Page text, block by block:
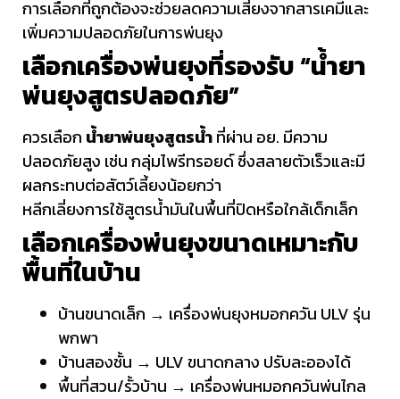
การเลือกที่ถูกต้องจะช่วยลดความเสี่ยงจากสารเคมีและ
เพิ่มความปลอดภัยในการพ่นยุง
เลือกเครื่องพ่นยุงที่รองรับ “น้ำยา
พ่นยุงสูตรปลอดภัย”
ควรเลือก น้ำยาพ่นยุงสูตรน้ำที่ผ่าน อย. มีความ
ปลอดภัยสูง เช่น กลุ่มไพรีทรอยด์ ซึ่งสลายตัวเร็วและมี
ผลกระทบต่อสัตว์เลี้ยงน้อยกว่า
หลีกเลี่ยงการใช้สูตรน้ำมันในพื้นที่ปิดหรือใกล้เด็กเล็ก
เลือกเครื่องพ่นยุงขนาดเหมาะกับ
พื้นที่ในบ้าน
บ้านขนาดเล็ก → เครื่องพ่นยุงหมอกควัน ULV รุ่น
พกพา
บ้านสองชั้น → ULV ขนาดกลาง ปรับละอองได้
พื้นที่สวน/รั้วบ้าน → เครื่องพ่นหมอกควันพ่นไกล